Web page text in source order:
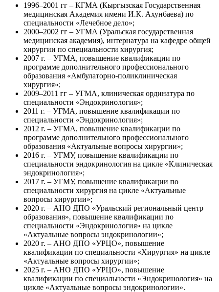
1996–2001 гг – КГМА (Кыргызская Государственная
медицинская Академия имени И.К. Ахунбаева) по
специальности «Лечебное дело»;
2000–2002 гг – УГМА (Уральская государственная
медицинская академия), интернатура на кафедре общей
хирургии по специальности хирургия;
2007 г. – УГМА, повышение квалификации по
программе дополнительного профессионального
образования «Амбулаторно-поликлиническая
хирургия»;
2009–2011 гг – УГМА, клиническая ординатура по
специальности «Эндокринология»;
2011 г. – УГМА, повышение квалификации по
специальности «Эндокринология»;
2012 г. – УГМА, повышение квалификации по
программе дополнительного профессионального
образования «Актуальные вопросы хирургии»;
2016 г. – УГМУ, повышение квалификации по
специальности эндокринология на цикле «Клиническая
эндокринология»;
2017 г. – УГМУ, повышение квалификации по
специальности хирургия на цикле «Актуальные
вопросы хирургии»;
2020 г. – АНО ДПО «Уральский региональный центр
образования», повышение квалификации по
специальности «Эндокринология» на цикле
«Актуальные вопросы эндокринологии»;
2020 г. – АНО ДПО «УРЦО», повышение
квалификации по специальности «Хирургия» на цикле
«Актуальные вопросы хирургии»;
2025 г. – АНО ДПО «УРЦО», повышение
квалификации по специальности «Эндокринология» на
цикле «Актуальные вопросы эндокринологии».